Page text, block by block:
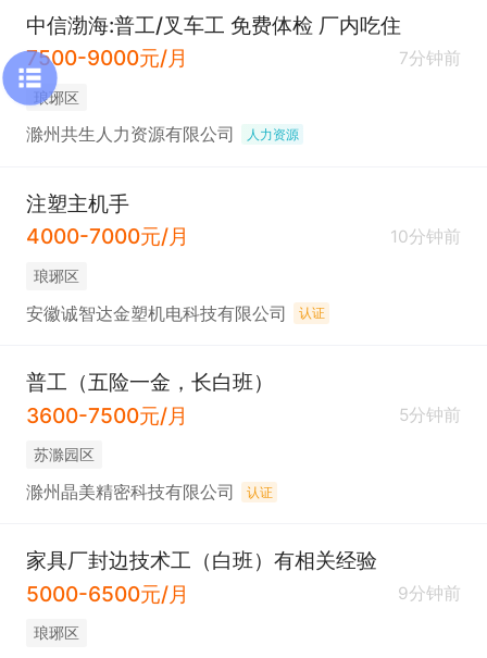
中信渤海:普工/叉车工 免费体检 厂内吃住
7500-9000元/月
7分钟前
琅琊区
滁州共生人力资源有限公司 人力资源
注塑主机手
4000-7000元/月
10分钟前
琅琊区
安徽诚智达金塑机电科技有限公司 认证
普工（五险一金，长白班）
3600-7500元/月
5分钟前
苏滁园区
滁州晶美精密科技有限公司 认证
家具厂封边技术工（白班）有相关经验
5000-6500元/月
9分钟前
琅琊区